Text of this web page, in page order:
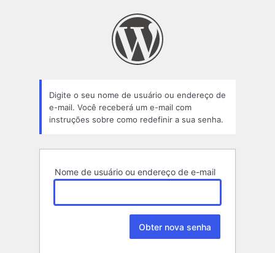
Digite o seu nome de usuário ou endereço de
e-mail. Você receberá um e-mail com
instruções sobre como redefinir a sua senha.
Nome de usuário ou endereço de e-mail